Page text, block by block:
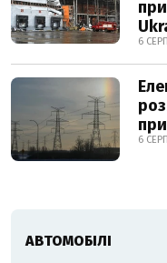
6
6
АВТОМОБІЛІ